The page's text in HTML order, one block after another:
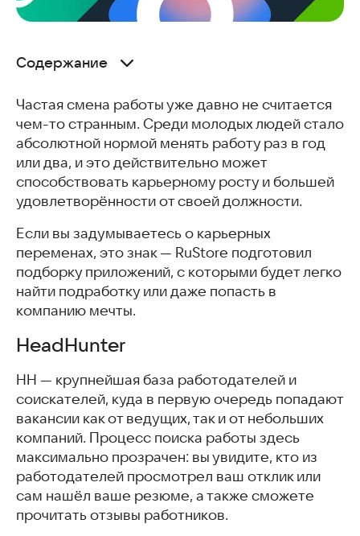
Содержание
YouDo
SuperJob
Работа.ру
Как найти работу в конкретной компании?
Часто задаваемые вопросы
Похожие статьи
Частая смена работы уже давно не считается
чем-то странным. Среди молодых людей стало
абсолютной нормой менять работу раз в год
или два, и это действительно может
способствовать карьерному росту и большей
удовлетворённости от своей должности.
Если вы задумываетесь о карьерных
переменах, это знак — RuStore подготовил
подборку приложений, с которыми будет легко
найти подработку или даже попасть в
компанию мечты.
HeadHunter
HH — крупнейшая база работодателей и
соискателей, куда в первую очередь попадают
вакансии как от ведущих, так и от небольших
компаний. Процесс поиска работы здесь
максимально прозрачен: вы увидите, кто из
работодателей просмотрел ваш отклик или
сам нашёл ваше резюме, а также сможете
прочитать отзывы работников.